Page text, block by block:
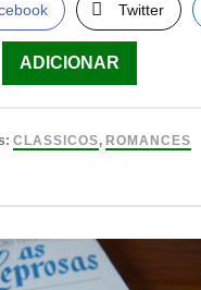
Twitter
ADICIONAR
CLASSICOS, ROMANCES